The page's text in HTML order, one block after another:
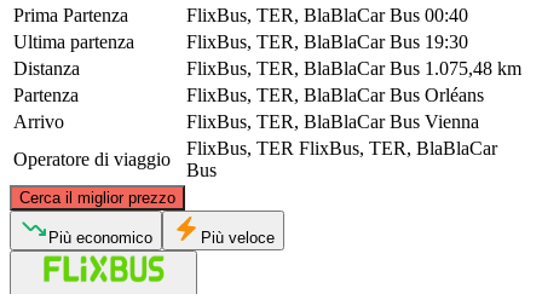
Prima Partenza
FlixBus, TER, BlaBlaCar Bus 00:40
Ultima partenza
FlixBus, TER, BlaBlaCar Bus 19:30
Distanza
FlixBus, TER, BlaBlaCar Bus 1.075,48 km
Partenza
FlixBus, TER, BlaBlaCar Bus Orléans
Arrivo
FlixBus, TER, BlaBlaCar Bus Vienna
Operatore di viaggio
FlixBus, TER FlixBus, TER, BlaBlaCar
Bus
Cerca il miglior prezzo
Più economico Più veloce